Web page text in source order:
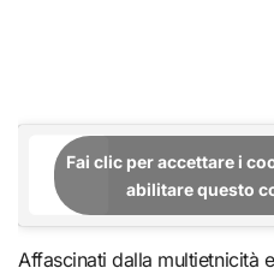
Fai clic per accettare i
abilitare questo
Affascinati dalla multietnicità e dall’atmosfera cupa ed